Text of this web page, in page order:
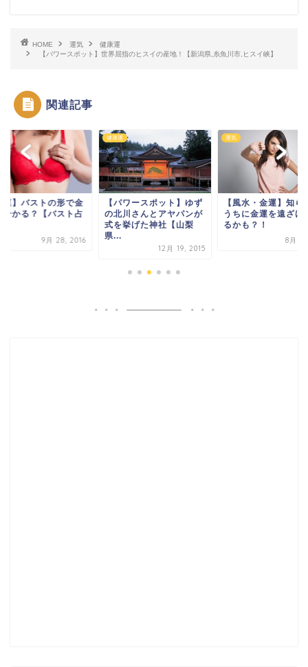
HOME 運気
健康運
【パワースポット】世界屈指のヒスイの産地！【新潟県,糸魚川市,ヒスイ峡】
関連記事
運】バストの形で金
分かる？【バスト占
9月 28, 2016
健康運
【パワースポット】ゆず
の北川さんとアヤパンが
式を挙げた神社【山梨
県...
12月 19, 2015
運気
【風水・金運】知ら
うちに金運を遠ざけ
るかも？！
8月 1,